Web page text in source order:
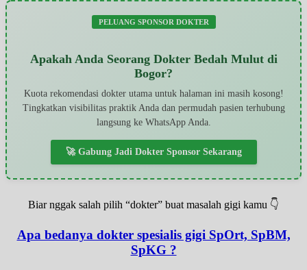
PELUANG SPONSOR DOKTER
Apakah Anda Seorang Dokter Bedah Mulut di
Bogor?
Kuota rekomendasi dokter utama untuk halaman ini masih kosong!
Tingkatkan visibilitas praktik Anda dan permudah pasien terhubung
langsung ke WhatsApp Anda.
🚀 Gabung Jadi Dokter Sponsor Sekarang
Biar nggak salah pilih “dokter” buat masalah gigi kamu 👇
Apa bedanya dokter spesialis gigi SpOrt, SpBM,
SpKG ?